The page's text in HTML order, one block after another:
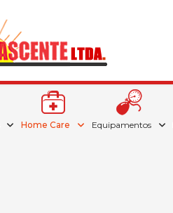
Home Care Equipamentos